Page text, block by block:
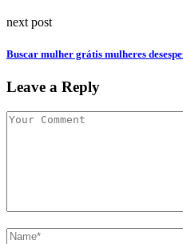
next post
Buscar mulher grátis mulheres
Leave a Reply